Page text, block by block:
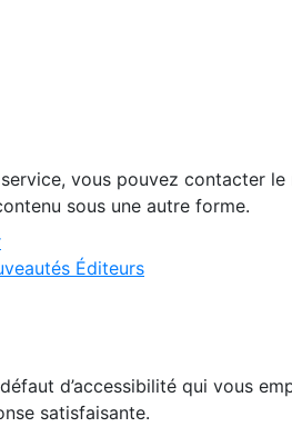
vous pouvez contacter
sous une autre forme.
Éditeurs
d’accessibilité qui vous
satisfaisante.